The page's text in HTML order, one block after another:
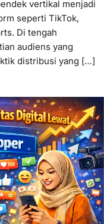
vertikal menjadi
seperti TikTok,
Di tengah
audiens yang
distribusi yang […]